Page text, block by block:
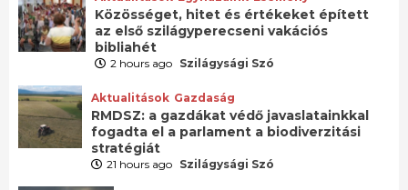
Közösséget, hitet és értékeket épített
az első szilágyperecseni vakációs
bibliahét
2 hours ago Szilágysági Szó
Aktualitások Gazdaság
RMDSZ: a gazdákat védő javaslatainkkal
fogadta el a parlament a biodiverzitási
stratégiát
21 hours ago Szilágysági Szó